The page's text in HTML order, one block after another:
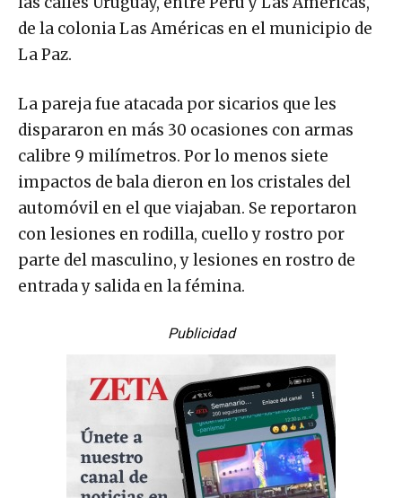
de la colonia Las Américas en el municipio de
La Paz.
La pareja fue atacada por sicarios que les
dispararon en más 30 ocasiones con armas
calibre 9 milímetros. Por lo menos siete
impactos de bala dieron en los cristales del
automóvil en el que viajaban. Se reportaron
con lesiones en rodilla, cuello y rostro por
parte del masculino, y lesiones en rostro de
entrada y salida en la fémina.
Publicidad